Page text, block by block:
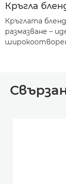
Кръгла
Кръглата
размазване –